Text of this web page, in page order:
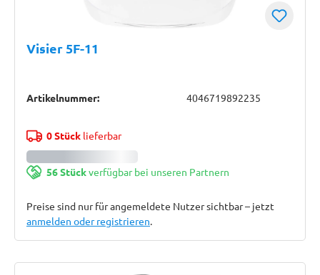
Visier 5F-11
Artikelnummer: 4046719892235
0 Stücklieferbar
56 Stückverfügbar bei unseren Partnern
Preise sind nur für angemeldete Nutzer sichtbar – jetzt
anmelden oder registrieren.